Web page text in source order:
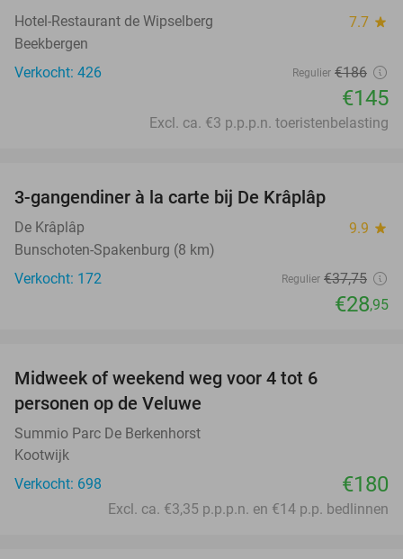
Hotel-Restaurant de Wipselberg 7.7 star
Beekbergen
Verkocht: 426
Regulier €186
€145
Excl. ca. €3 p.p.p.n. toeristenbelasting
3-gangendiner à la carte bij De Krâplâp
De Krâplâp 9.9 star
Bunschoten-Spakenburg (8 km)
Verkocht: 172
Regulier €37,75
€28,95
Midweek of weekend weg voor 4 tot 6
personen op de Veluwe
Summio Parc De Berkenhorst
Kootwijk
Verkocht: 698
€180
Excl. ca. €3,35 p.p.p.n. en €14 p.p. bedlinnen